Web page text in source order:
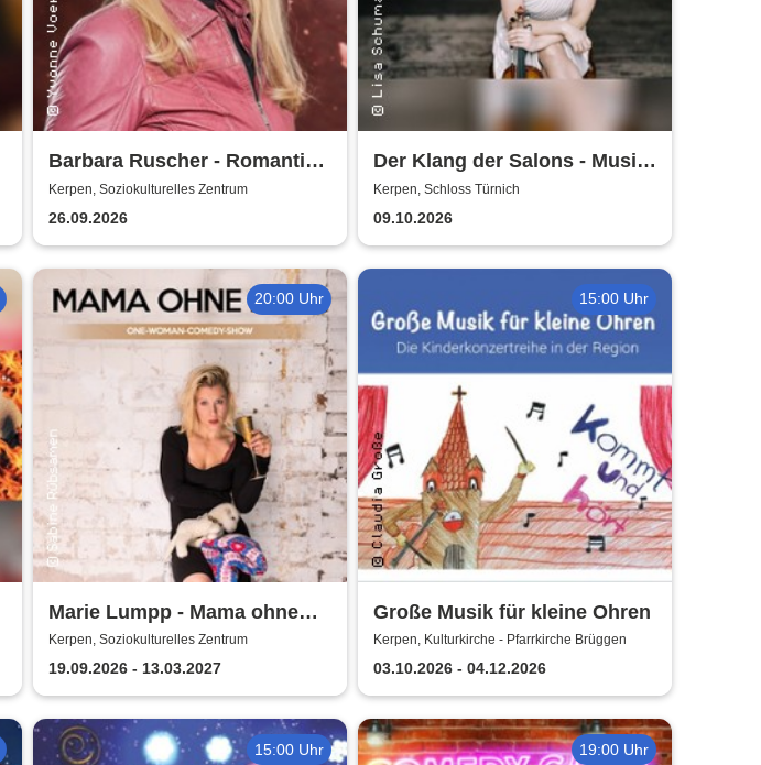
Barbara Ruscher - Romantik,
aber zack, zack!
Kerpen, Soziokulturelles Zentrum
26.09.2026
Der Klang der Salons - Musik
und Gesellschaft bei Marcel
Proust
Kerpen, Schloss Türnich
09.10.2026
20:00 Uhr
Marie Lumpp - Mama ohne
Plan
Kerpen, Soziokulturelles Zentrum
19.09.2026 - 13.03.2027
15:00 Uhr
Große Musik für kleine Ohren
Kerpen, Kulturkirche - Pfarrkirche Brüggen
03.10.2026 - 04.12.2026
15:00 Uhr 19:00 Uhr